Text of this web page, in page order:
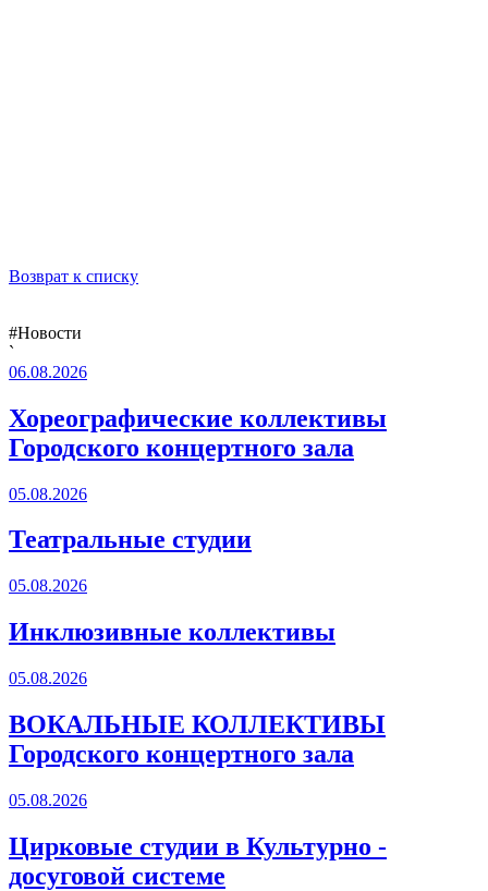
Возврат к списку
#Новости
`
06.08.2026
Хореографические коллективы
Городского концертного зала
05.08.2026
Театральные студии
05.08.2026
Инклюзивные коллективы
05.08.2026
ВОКАЛЬНЫЕ КОЛЛЕКТИВЫ
Городского концертного зала
05.08.2026
Цирковые студии в Культурно -
досуговой системе